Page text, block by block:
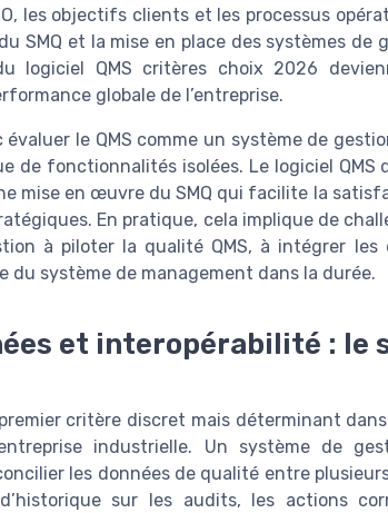
les objectifs clients et les processus
SMQ et la mise en place des systèmes de
logiciel QMS critères choix 2026
globale de l’entreprise.
le QMS comme un système de
de fonctionnalités isolées. Le logiciel
mise en œuvre du SMQ qui facilite la
En pratique, cela implique de
à piloter la qualité QMS, à intégrer les
du système de management dans la durée.
et interopérabilité : le
critère discret mais déterminant
industrielle. Un système de
les données de qualité entre
sur les audits, les actions